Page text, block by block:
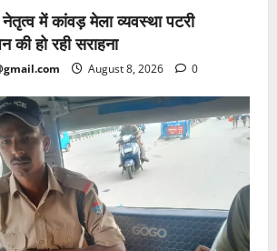
में कांवड़ मेला व्यवस्था पटरी
की हो रही सराहना
August 8, 2026 0